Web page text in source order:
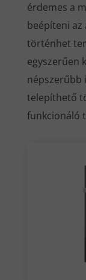
érdemes a
beépíteni az
történhet
egyszerűen
népszerűbb
telepíthető
funkcionáló